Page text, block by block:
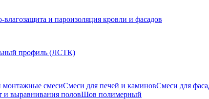
влагозащита и пароизоляция кровли и фасадов
профиль (ЛСТК)
монтажные смесиСмеси для печей и каминовСмеси для
и выравнивания половШов полимерный